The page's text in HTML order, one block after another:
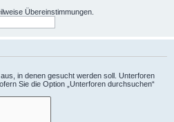
Übereinstimmungen.
in denen gesucht werden soll. Unterforen
Sie die Option „Unterforen durchsuchen“